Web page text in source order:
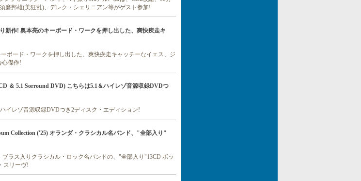
磨邦雄(美狂乱)、デレク・シェリニアン等がゲスト参加!
新作! 奥本亮のキーボード・ワークを押し出した、爽快疾走キ
ボード・ワークを押し出した、爽快疾走キャッチーなイエス、ジ
心傑作!
＆ 5.1 Sorround DVD) こちらは5.1＆ハイレゾ音源収録DVDつ
イレゾ音源収録DVDつき2ディスク・エディション!
Collection ('25) オランダ・クラシカル名バンド、"全部入り"
ラス入りクラシカル・ロック名バンドの、"全部入り"13CD ボッ
スリーヴ!